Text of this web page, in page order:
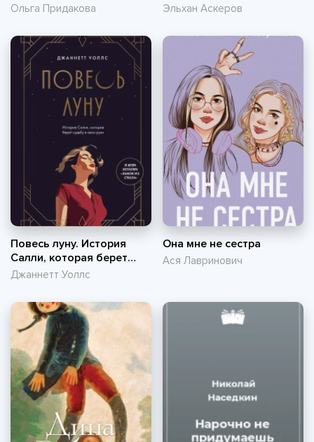
Ольга Придакова Эльхан Аскеров
Повесь луну. История
Салли, которая берет
судьбу в свои руки
Джаннетт Уоллс
Она мне не сестра
Ася Лавринович